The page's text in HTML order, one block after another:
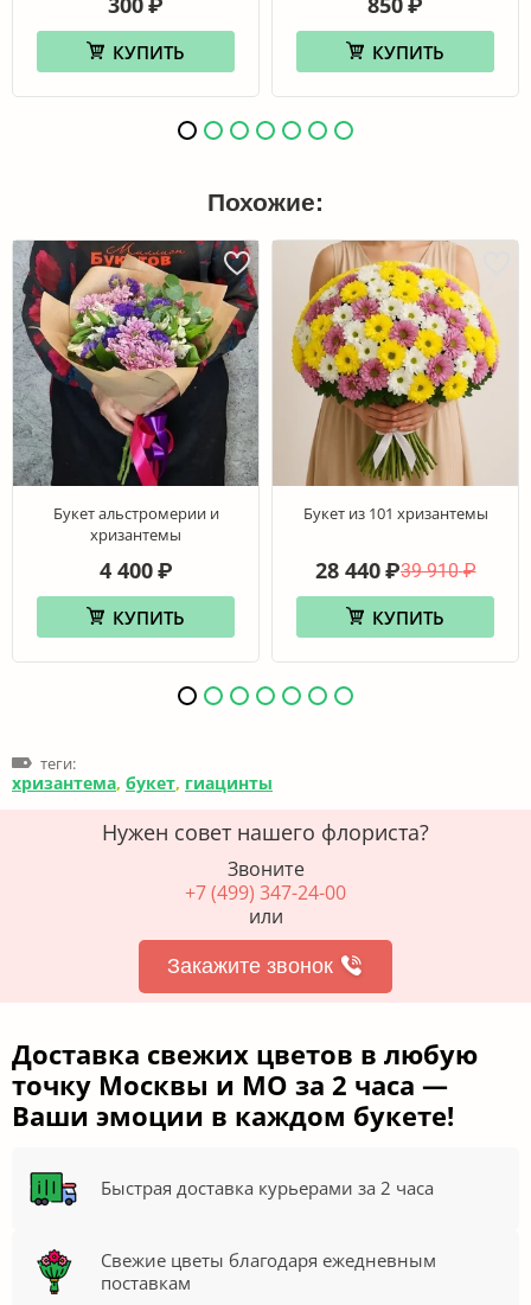
КУПИТЬ КУПИТЬ
Похожие:
Букет альстромерии и
хризантемы
4 400 ₽
КУПИТЬ
Букет из 101 хризантемы
39 910 ₽
28 440 ₽
КУПИТЬ
теги:
хризантема, букет, гиацинты
Нужен совет нашего флориста?
Звоните
+7 (499) 347-24-00
или
Закажите звонок
Доставка свежих цветов в любую
точку Москвы и МО за 2 часа —
Ваши эмоции в каждом букете!
Быстрая доставка курьерами за 2 часа
Свежие цветы благодаря ежедневным
поставкам